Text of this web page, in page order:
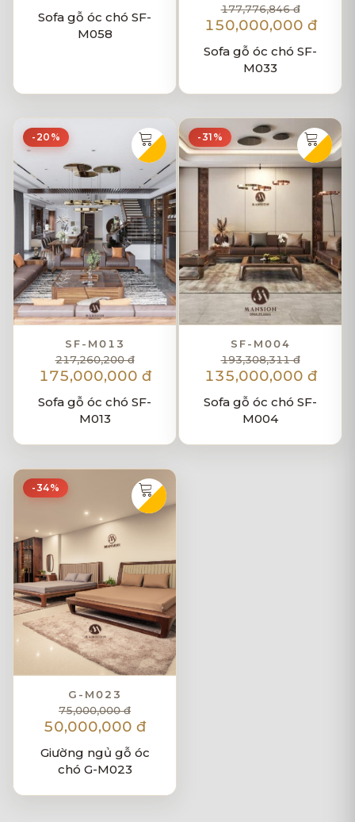
Sofa gỗ óc chó SF-
M058
177,776,846 đ
150,000,000 đ
Sofa gỗ óc chó SF-
M033
-20%
SF-M013
217,260,200 đ
175,000,000 đ
Sofa gỗ óc chó SF-
M013
-31%
SF-M004
193,308,311 đ
135,000,000 đ
Sofa gỗ óc chó SF-
M004
-34%
G-M023
75,000,000 đ
50,000,000 đ
Giường ngủ gỗ óc
chó G-M023